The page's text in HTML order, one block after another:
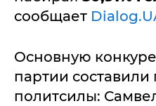
сообщает
Основную
партии
политсилы: